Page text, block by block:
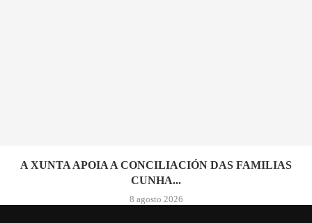
A XUNTA APOIA A CONCILIACIÓN DAS FAMILIAS
CUNHA...
8 agosto 2026